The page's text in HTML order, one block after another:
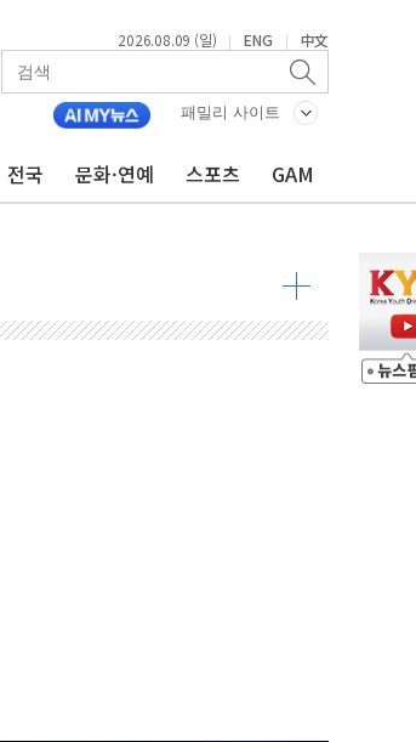
2026.08.09 (일) | ENG | 中文
패밀리 사이트
전국 문화·연예 스포츠 GAM
복구·지원 '총력'
도, 호우 피해·통제구간 없어
대표 후보
...47.75% vs 42.08%
정청래 42.08%
정청래 43.27% 송영길 11.63%
현실화
치여 사망
숨져
페널티' 22개 과제 손본다
·1명 실종